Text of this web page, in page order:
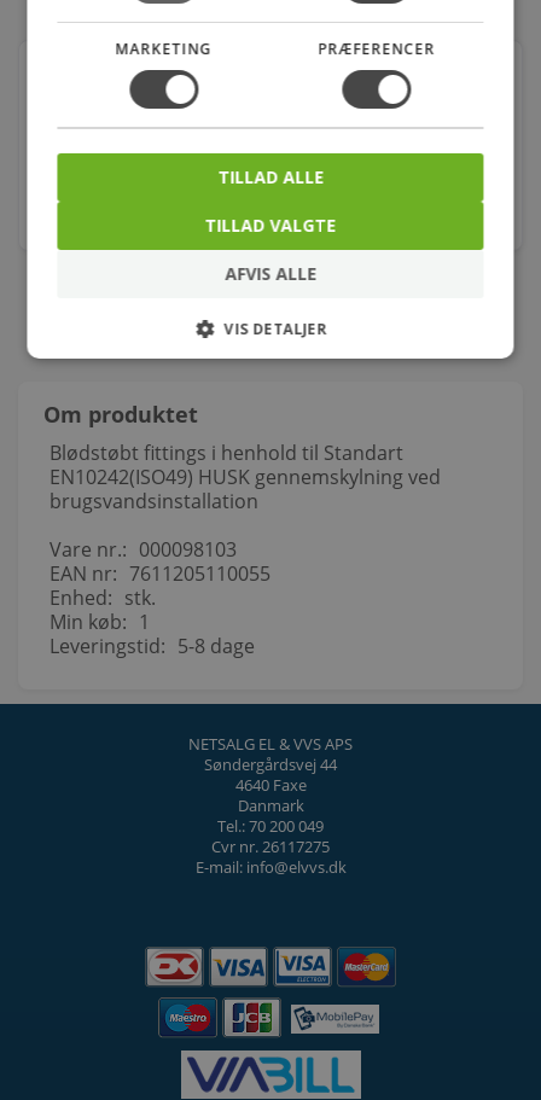
Georg Fischer union sort 2'' muffe-nippel
Varenr.: 000341112
159,00
Om produktet
Blødstøbt fittings i henhold til Standart
EN10242(ISO49) HUSK gennemskylning ved
brugsvandsinstallation
Vare nr.: 000098103
EAN nr: 7611205110055
Enhed: stk.
Min køb: 1
Leveringstid: 5-8 dage
NETSALG EL & VVS APS
Søndergårdsvej 44
4640 Faxe
Danmark
Tel.: 70 200 049
Cvr nr. 26117275
E-mail: info@elvvs.dk
MARKETING PRÆFERENCER
TILLAD VALGTE
TILLAD ALLE
AFVIS ALLE
VIS DETALJER